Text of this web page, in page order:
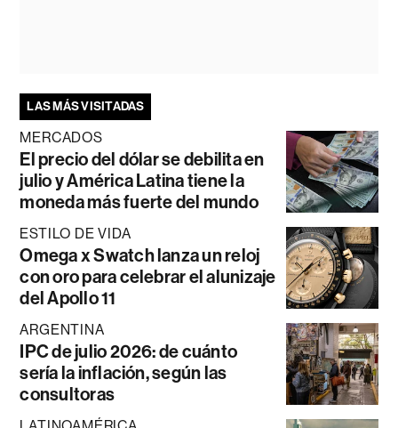
LAS MÁS VISITADAS
MERCADOS
El precio del dólar se debilita en
julio y América Latina tiene la
moneda más fuerte del mundo
ESTILO DE VIDA
Omega x Swatch lanza un reloj
con oro para celebrar el alunizaje
del Apollo 11
ARGENTINA
IPC de julio 2026: de cuánto
sería la inflación, según las
consultoras